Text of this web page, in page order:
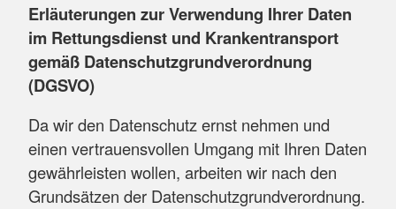
Erläuterungen zur Verwendung Ihrer Daten
im Rettungsdienst und Krankentransport
gemäß Datenschutzgrundverordnung
(DGSVO)
Da wir den Datenschutz ernst nehmen und
einen vertrauensvollen Umgang mit Ihren Daten
gewährleisten wollen, arbeiten wir nach den
Grundsätzen der Datenschutzgrundverordnung.